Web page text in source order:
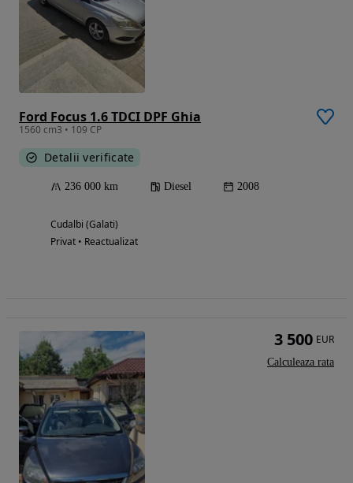
Ford Focus 1.6 TDCI DPF Ghia
1560 cm3 • 109 CP
Detalii verificate
236 000 km Diesel 2008
Cudalbi (Galati)
Privat • Reactualizat
3 500 EUR
Calculeaza rata